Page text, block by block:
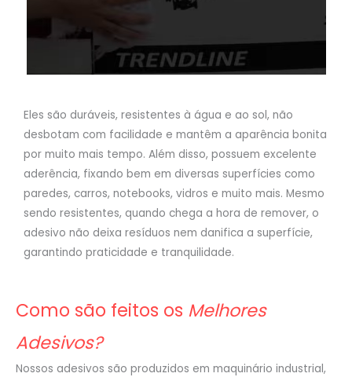
Eles são duráveis, resistentes à água e ao sol, não
desbotam com facilidade e mantêm a aparência bonita
por muito mais tempo. Além disso, possuem excelente
aderência, fixando bem em diversas superfícies como
paredes, carros, notebooks, vidros e muito mais. Mesmo
sendo resistentes, quando chega a hora de remover, o
adesivo não deixa resíduos nem danifica a superfície,
garantindo praticidade e tranquilidade.
Como são feitos os Melhores
Adesivos?
Nossos adesivos são produzidos em maquinário industrial,